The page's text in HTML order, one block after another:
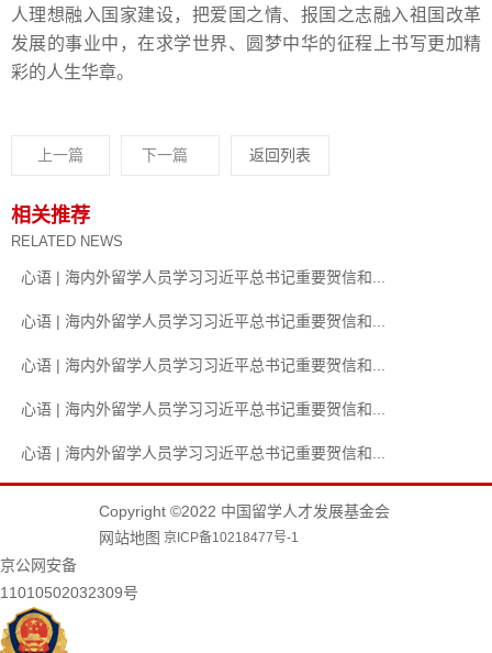
人理想融入国家建设，把爱国之情、报国之志融入祖国改革
发展的事业中，在求学世界、圆梦中华的征程上书写更加精
彩的人生华章。
上一篇 下一篇 返回列表
相关推荐
RELATED NEWS
心语 | 海内外留学人员学习习近平总书记重要贺信和...
心语 | 海内外留学人员学习习近平总书记重要贺信和...
心语 | 海内外留学人员学习习近平总书记重要贺信和...
心语 | 海内外留学人员学习习近平总书记重要贺信和...
心语 | 海内外留学人员学习习近平总书记重要贺信和...
Copyright ©2022 中国留学人才发展基金会
网站地图 京ICP备10218477号-1
京公网安备
11010502032309号